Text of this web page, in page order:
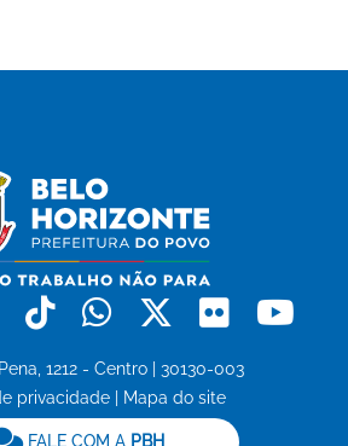
LinkedinTiktokWhatsapp
X Flickr
1212 - Centro | 30130-003
privacidade
Mapa do site
FALE COM A PBH